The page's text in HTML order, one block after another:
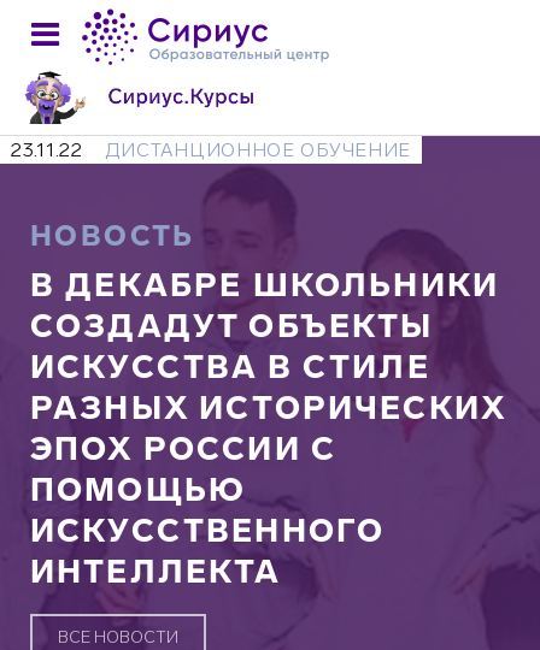
23.11.22 ДИСТАНЦИОННОЕ ОБУЧЕНИЕ
НОВОСТЬ
В ДЕКАБРЕ ШКОЛЬНИКИ
СОЗДАДУТ ОБЪЕКТЫ
ИСКУССТВА В СТИЛЕ
РАЗНЫХ ИСТОРИЧЕСКИХ
ЭПОХ РОССИИ С
ПОМОЩЬЮ
ИСКУССТВЕННОГО
ИНТЕЛЛЕКТА
ВСЕ НОВОСТИ